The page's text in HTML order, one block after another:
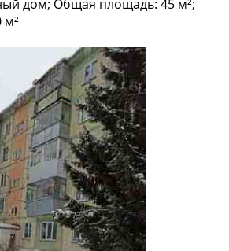
дом; Общая площадь: 45 м²;
м²